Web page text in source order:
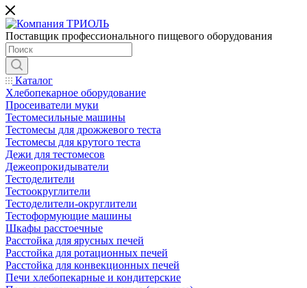
Поставщик профессионального пищевого оборудования
Каталог
Хлебопекарное оборудование
Просеиватели муки
Тестомесильные машины
Тестомесы для дрожжевого теста
Тестомесы для крутого теста
Дежи для тестомесов
Дежеопрокидыватели
Тестоделители
Тестоокруглители
Тестоделители-округлители
Тестоформующие машины
Шкафы расстоечные
Расстойка для ярусных печей
Расстойка для ротационных печей
Расстойка для конвекционных печей
Печи хлебопекарные и кондитерские